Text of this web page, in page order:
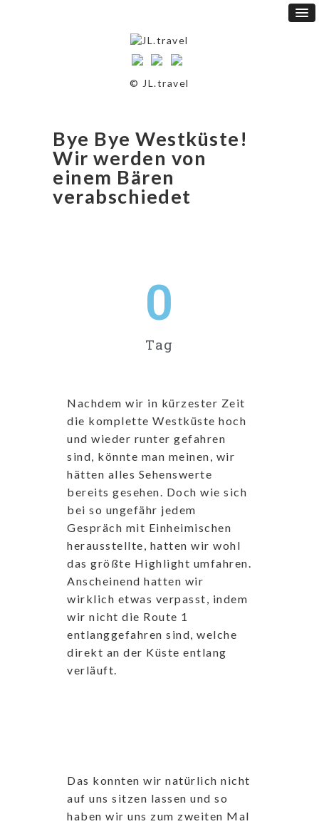
© JL.travel
Bye Bye Westküste!
Wir werden von
einem Bären
verabschiedet
0
Tag
Nachdem wir in kürzester Zeit
die komplette Westküste hoch
und wieder runter gefahren
sind, könnte man meinen, wir
hätten alles Sehenswerte
bereits gesehen. Doch wie sich
bei so ungefähr jedem
Gespräch mit Einheimischen
herausstellte, hatten wir wohl
das größte Highlight umfahren.
Anscheinend hatten wir
wirklich etwas verpasst, indem
wir nicht die Route 1
entlanggefahren sind, welche
direkt an der Küste entlang
verläuft.
Das konnten wir natürlich nicht
auf uns sitzen lassen und so
haben wir uns zum zweiten Mal